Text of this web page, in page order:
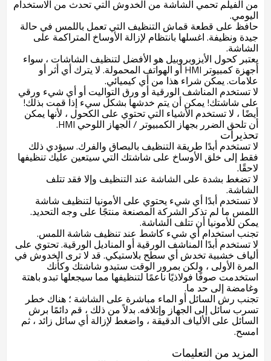
من الفيلم تحمي الشاشة من الخدوش التي تحدث من الاستخدام
اليومي.
حافظ على قطعة قماش التنظيف التي تعمل باللمس في حالة
جيدة ونظيفة. اغسلها بانتظام لإزالة الأوساخ المتراكمة على
الشاشة.
يعتبر كحول الأيزوبروبيل هو الأفضل لتنظيف الشاشات ، سواء
أجهزة كمبيوتر HMI أو الهواتف المحمولة. لا يترك أي أثر أو
علامات. يمكن شراء هذا من أي كيميائي.
لا تستخدم المناشف الورقية أو ورق التواليت أو أي شيء ورقي
على شاشتك! يمكن أن يتم خدشها بشكل سيء إذا قمت بذلك!
أيضًا ، لا تستخدم الأشياء التي تحتوي على الكحول ، لأنها يمكن
أن تلحق الضرر بجهاز الكمبيوتر / الجهاز اللوحي HMI.
تحذيرات
لا تستخدم أبدًا طريقة التنظيف بالبصاق والفرك. سيؤدي ذلك
فقط إلى خلق الأوساخ على شاشتك التي سيتعين عليك تنظيفها
لاحقًا.
لا تضغط بشدة على الشاشة عند التنظيف وإلا فقد تتلف
الشاشة.
لا تستخدم أبدًا أي شيء يحتوي على الأمونيا لتنظيف شاشة
اللمس ما لم تذكر الشركة المصنعة منتجًا على وجه التحديد.
يمكن للأمونيا أن تتلف الشاشة.
تجنب استخدام أي شيء كاشط عند تنظيف شاشة اللمس.
لا تستخدم أبدًا المناشف الورقية أو المناديل الورقية. تحتوي على
ألياف خشبية تخدش أي سطح بلاستيكي. قد لا ترى الخدوش في
المرة الأولى ، ولكن بمرور الوقت ستبدو شاشتك وكأنك
استخدمت صوفًا فولاذيًا ناعمًا لتنظيفها مما سيجعلها تبدو باهتة
وغامضة إلى حد ما.
تجنب رش السائل أو الماء مباشرة على الشاشة ؛ هناك خطر
تسرب سائل إلى الجهاز وإتلافه. بدلاً من ذلك ، قم دائمًا برش
السائل على الألياف الدقيقة ، واضغط لإزالة أي سائل زائد ، ثم
امسح.
المزيد من التعليمات